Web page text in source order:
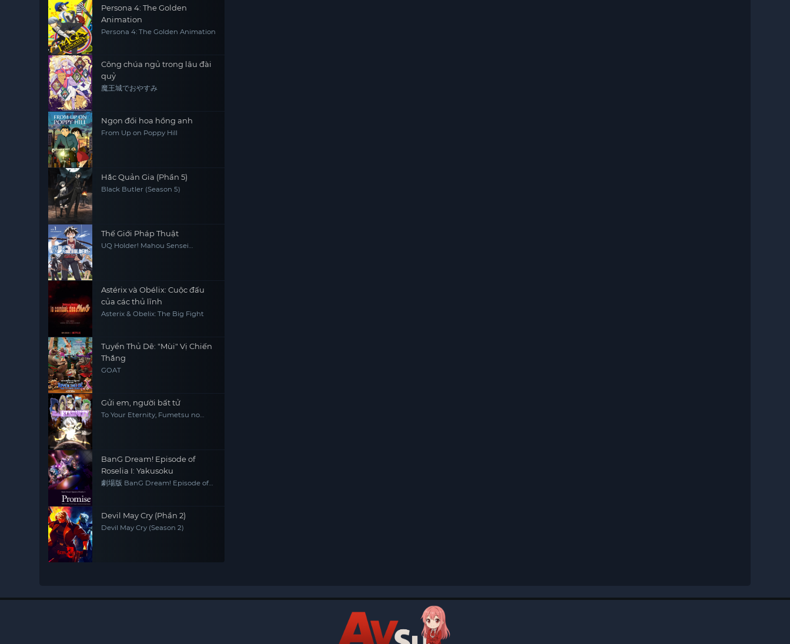
Persona 4: The Golden
Animation
Persona 4: The Golden Animation
Công chúa ngủ trong lâu đài
quỷ
魔王城でおやすみ
Ngọn đồi hoa hồng anh
From Up on Poppy Hill
Hắc Quản Gia (Phần 5)
Black Butler (Season 5)
Thế Giới Pháp Thuật
UQ Holder! Mahou Sensei
Astérix và Obélix: Cuộc đấu
của các thủ lĩnh
Asterix & Obelix: The Big Fight
Tuyển Thủ Dê: "Mùi" Vị Chiến
Thắng
GOAT
Gửi em, người bất tử
To Your Eternity, Fumetsu no
BanG Dream! Episode of
Roselia I: Yakusoku
劇場版 BanG Dream! Episode of
Devil May Cry (Phần 2)
Devil May Cry (Season 2)